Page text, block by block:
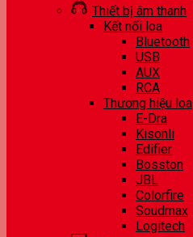
Thiết bị âm thanh
Kết nối loa
Bluetooth
USB
AUX
RCA
Thương hiệu loa
E-Dra
Kisonli
Edifier
Bosston
JBL
Colorfire
Soudmax
Logitech